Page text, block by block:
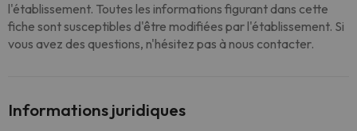
l'établissement. Toutes les informations figurant dans cette
fiche sont susceptibles d'être modifiées par l'établissement. Si
vous avez des questions, n'hésitez pas à nous contacter.
Informations juridiques